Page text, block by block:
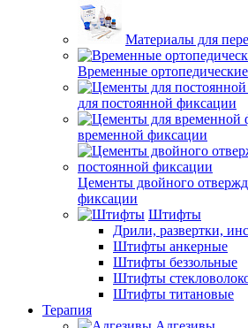
Материалы для
Временные
для постоянной фиксации
временной фиксации
Цементы двойного
фиксации
Штифты
Дрили, развертки,
Штифты анкерные
Штифты беззольные
Штифты
Штифты титановые
Терапия